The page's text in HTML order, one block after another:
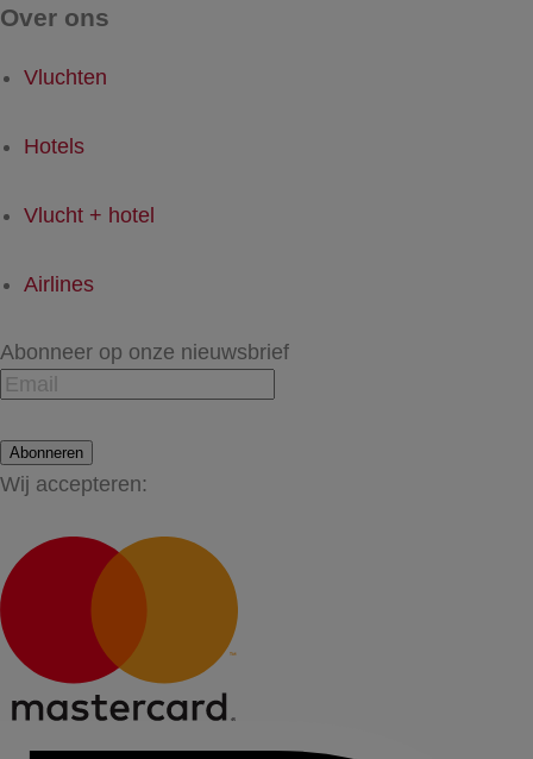
Over ons
Vluchten
Hotels
Vlucht + hotel
Airlines
Abonneer op onze nieuwsbrief
Abonneren
Wij accepteren: